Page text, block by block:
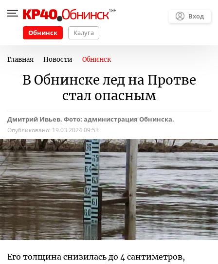
Обнинск Калуга
Вход
Главная Новости Обнинск
В Обнинске лед на Протве
стал опасным
Дмитрий Ивьев. Фото: администрация Обнинска.
Опубликовано: 19.03.2024 09:53
Его толщина снизилась до 4 сантиметров,